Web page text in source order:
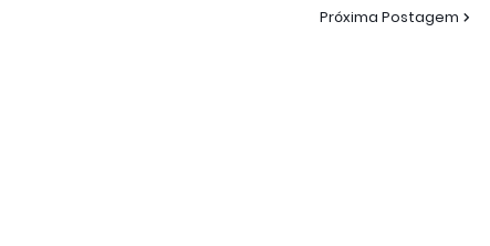
Próxima Postagem